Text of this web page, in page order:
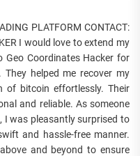
PLATFORM CONTACT:
I would love to extend my
Coordinates Hacker for
helped me recover my
of bitcoin effortlessly. Their
and reliable. As someone
I was pleasantly surprised to
and hassle-free manner.
and beyond to ensure